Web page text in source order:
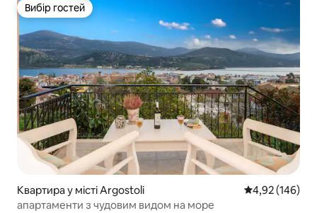
Вибір гостей
Вибір гостей
Квартира у місті Argostoli Середня
4,92 (146)
апартаменти з чудовим видом на море